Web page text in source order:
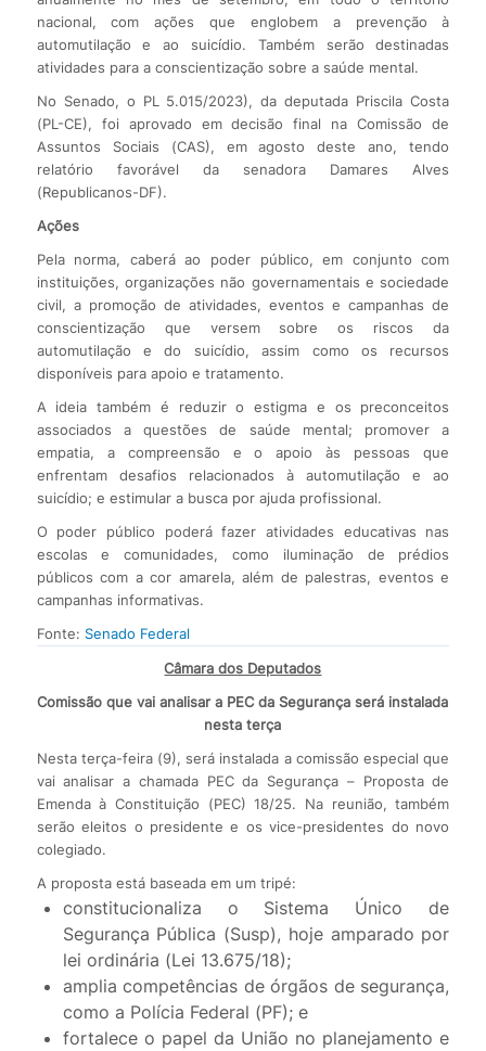
nacional, com ações que englobem a prevenção à
automutilação e ao suicídio. Também serão destinadas
atividades para a conscientização sobre a saúde mental.
No Senado, o PL 5.015/2023), da deputada Priscila Costa
(PL-CE), foi aprovado em decisão final na Comissão de
Assuntos Sociais (CAS), em agosto deste ano, tendo
relatório favorável da senadora Damares Alves
(Republicanos-DF).
Ações
Pela norma, caberá ao poder público, em conjunto com
instituições, organizações não governamentais e sociedade
civil, a promoção de atividades, eventos e campanhas de
conscientização que versem sobre os riscos da
automutilação e do suicídio, assim como os recursos
disponíveis para apoio e tratamento.
A ideia também é reduzir o estigma e os preconceitos
associados a questões de saúde mental; promover a
empatia, a compreensão e o apoio às pessoas que
enfrentam desafios relacionados à automutilação e ao
suicídio; e estimular a busca por ajuda profissional.
O poder público poderá fazer atividades educativas nas
escolas e comunidades, como iluminação de prédios
públicos com a cor amarela, além de palestras, eventos e
campanhas informativas.
Fonte: Senado Federal
Câmara dos Deputados
Comissão que vai analisar a PEC da Segurança será instalada
nesta terça
Nesta terça-feira (9), será instalada a comissão especial que
vai analisar a chamada PEC da Segurança – Proposta de
Emenda à Constituição (PEC) 18/25. Na reunião, também
serão eleitos o presidente e os vice-presidentes do novo
colegiado.
A proposta está baseada em um tripé:
constitucionaliza o Sistema Único de
Segurança Pública (Susp), hoje amparado por
lei ordinária (Lei 13.675/18);
amplia competências de órgãos de segurança,
como a Polícia Federal (PF); e
fortalece o papel da União no planejamento e